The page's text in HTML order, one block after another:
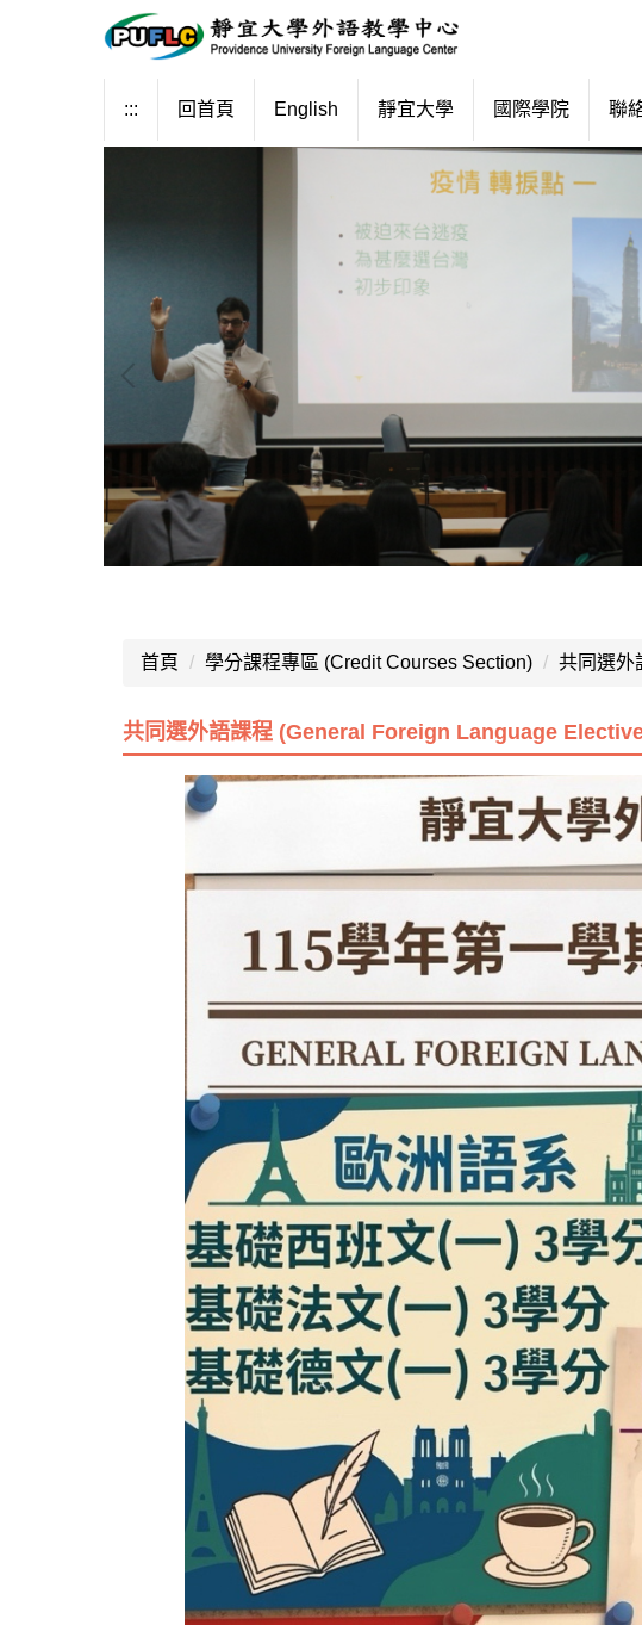
::: 回首頁 English 靜宜大學 國際學院 聯
首頁 學分課程專區 (Credit Courses Section) 共同選外
共同選外語課程 (General Foreign Language